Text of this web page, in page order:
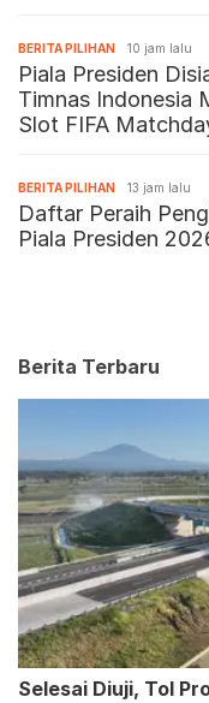
BERITA PILIHAN 10 jam lalu
Piala Presiden
Timnas Indonesia
Slot FIFA
BERITA PILIHAN 13 jam lalu
Daftar Peraih
Piala Presiden
Berita Terbaru
Selesai Diuji, Tol